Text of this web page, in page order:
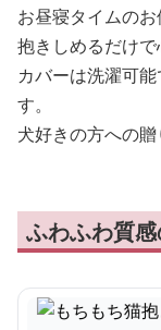
お昼寝タイムの
抱きしめるだけで
カバーは洗濯可
す。
犬好きの方への贈
ふわふわ質